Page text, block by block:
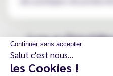
Continuer sans accepter
Salut c'est nous...
les Cookies !
Les e-